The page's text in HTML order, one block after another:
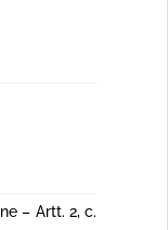
– Artt. 2, c.